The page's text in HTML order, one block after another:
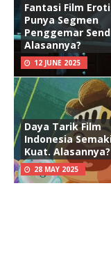
Fantasi Film
Punya Segmen
Penggemar
Alasannya?
12 JUNE 2025
Daya Tarik Film
Indonesia
Kuat. Alasannya?
28 MAY 2025